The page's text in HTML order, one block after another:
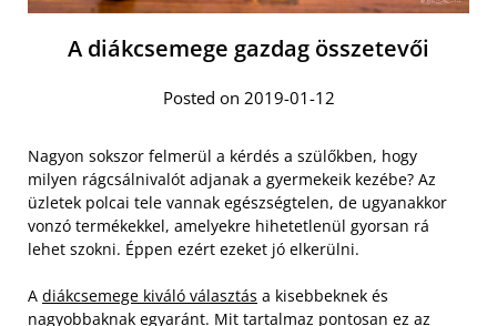
A diákcsemege gazdag összetevői
Posted on 2019-01-12
Nagyon sokszor felmerül a kérdés a szülőkben, hogy
milyen rágcsálnivalót adjanak a gyermekeik kezébe? Az
üzletek polcai tele vannak egészségtelen, de ugyanakkor
vonzó termékekkel, amelyekre hihetetlenül gyorsan rá
lehet szokni. Éppen ezért ezeket jó elkerülni.
A diákcsemege kiváló választás a kisebbeknek és
nagyobbaknak egyaránt. Mit tartalmaz pontosan ez az